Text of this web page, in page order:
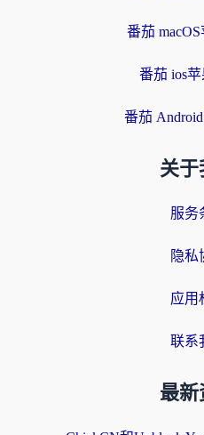
番茄
番茄 ios
番茄
关于
服务
隐私
应用
联系
最新